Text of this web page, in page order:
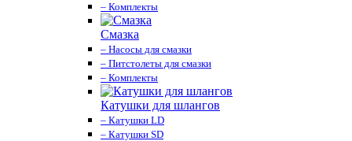
– Комплекты
Смазка
– Насосы для смазки
– Питстолеты для смазки
– Комплекты
Катушки для шлангов
– Катушки LD
– Катушки SD